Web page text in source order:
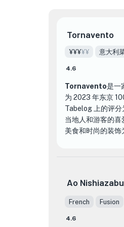
Tornavento
¥¥¥¥¥ 意大利
4.6
Tornavento是一
为 2023 年东京
Tabelog 上的评分
当地人和游客的
美食和时尚的装饰
萨，每个人都能找
各种海鲜和肉类
Tornavento 与其
Ao Nishiazabu
French Fusion
4.6